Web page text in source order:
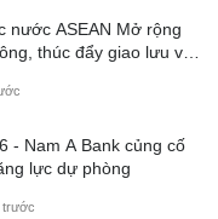
nước ASEAN Mở rộng
thúc đẩy giao lưu và
- Nam A Bank củng cố
lực dự phòng
trước